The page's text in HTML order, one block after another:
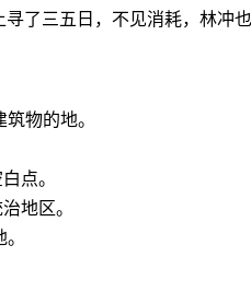
了三五日，不见消耗，林冲
物的地。
点。
地区。